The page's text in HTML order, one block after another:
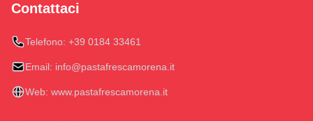
Contattaci
Telefono: +39 0184 33461
Email: info@pastafrescamorena.it
Web: www.pastafrescamorena.it